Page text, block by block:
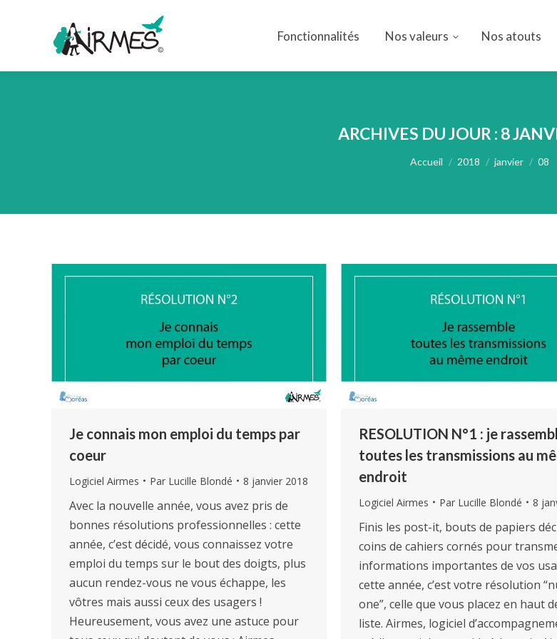
Fonctionnalités Nos valeurs Nos atouts
ARCHIVES DU JOUR : 8
Vous êtes ici :
Accueil 2018 janvier 08
Je connais mon emploi du temps par
coeur
Logiciel Airmes Par Lucille Blondé 8 janvier 2018
Avec la nouvelle année, vous avez pris de
bonnes résolutions professionnelles : cette
année, c’est décidé, vous connaissez votre
emploi du temps sur le bout des doigts, plus
aucun rendez-vous ne vous échappe, les
vôtres mais aussi ceux des usagers !
Heureusement, vous avez une astuce pour
RESOLUTION N°1 : je
toutes les transmissions au
endroit
Logiciel Airmes Par Lucille Blondé 8
Finis les post-it, bouts de papiers
coins de cahiers cornés pour
informations importantes de vos
cette année, c’est votre résolution
one”, celle que vous placez en haut
liste. Airmes, logiciel